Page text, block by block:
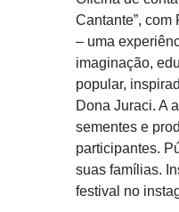
Cantante”, com
– uma
imaginação,
popular,
Dona Juraci. A
sementes e
participantes.
suas famílias.
festival no